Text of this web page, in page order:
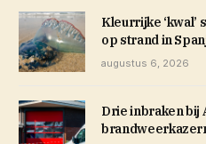
Kleurrijke ‘kwal’
op strand in
augustus 6, 2026
Drie inbraken bij